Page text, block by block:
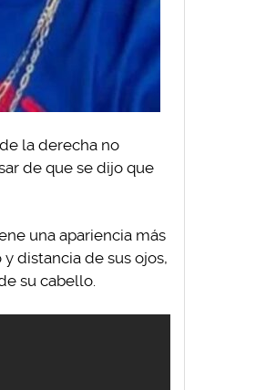
la derecha no
de que se dijo que
una apariencia más
distancia de sus ojos,
su cabello.